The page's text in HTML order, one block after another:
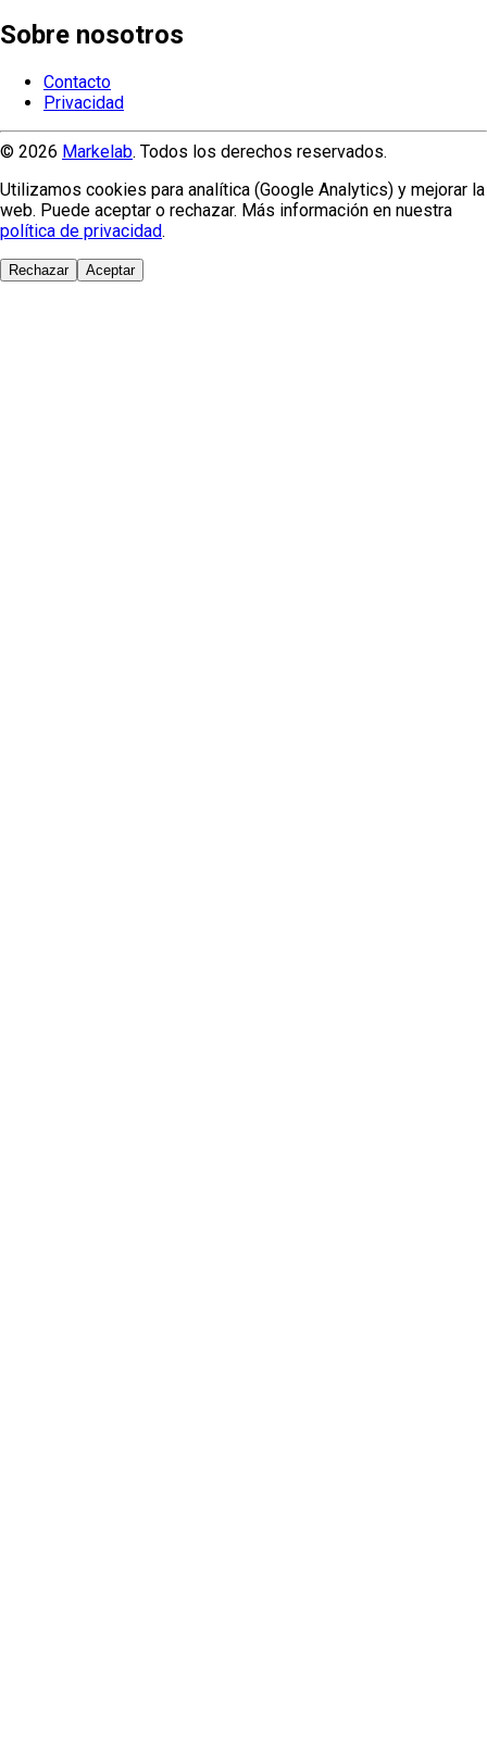
Sobre nosotros
Contacto
Privacidad
© 2026 Markelab. Todos los derechos reservados.
Utilizamos cookies para analítica (Google Analytics) y mejorar la
web. Puede aceptar o rechazar. Más información en nuestra
política de privacidad.
Rechazar Aceptar